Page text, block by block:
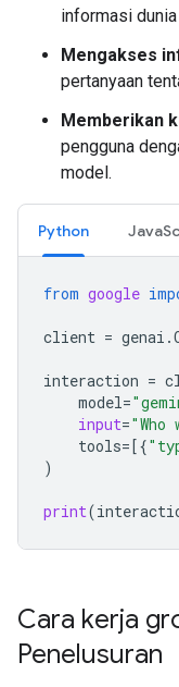
informasi dunia
Mengakses
pertanyaan
Memberikan
pengguna
model.
Python
from google
client = genai .
interaction =
model=
input="Who
tools=[{
)
print(
Cara kerja
Penelusuran